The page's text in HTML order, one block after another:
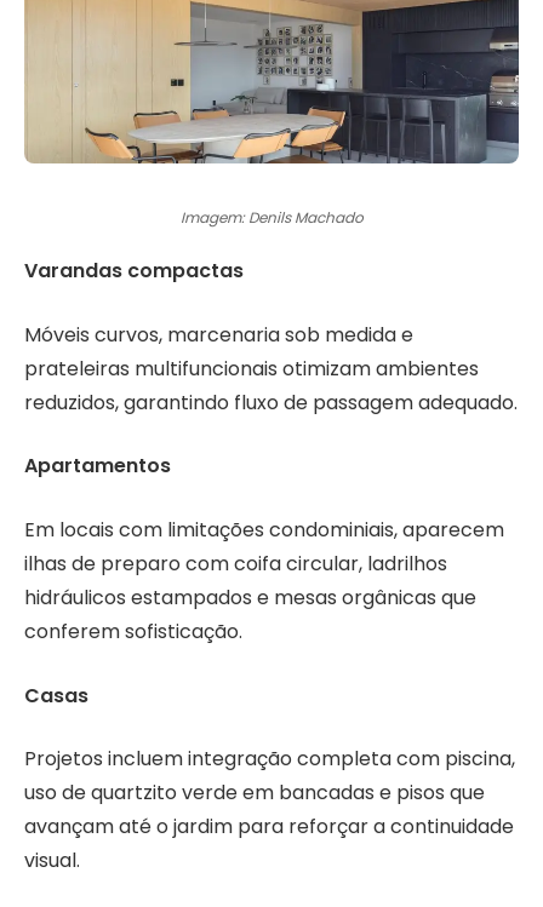
Imagem: Denils Machado
Varandas compactas
Móveis curvos, marcenaria sob medida e
prateleiras multifuncionais otimizam ambientes
reduzidos, garantindo fluxo de passagem adequado.
Apartamentos
Em locais com limitações condominiais, aparecem
ilhas de preparo com coifa circular, ladrilhos
hidráulicos estampados e mesas orgânicas que
conferem sofisticação.
Casas
Projetos incluem integração completa com piscina,
uso de quartzito verde em bancadas e pisos que
avançam até o jardim para reforçar a continuidade
visual.